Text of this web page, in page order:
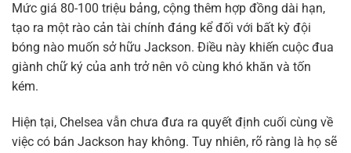
Mức giá 80-100 triệu bảng, cộng thêm hợp đồng dài hạn,
tạo ra một rào cản tài chính đáng kể đối với bất kỳ đội
bóng nào muốn sở hữu Jackson. Điều này khiến cuộc đua
giành chữ ký của anh trở nên vô cùng khó khăn và tốn
kém.
Hiện tại, Chelsea vẫn chưa đưa ra quyết định cuối cùng về
việc có bán Jackson hay không. Tuy nhiên, rõ ràng là họ sẽ